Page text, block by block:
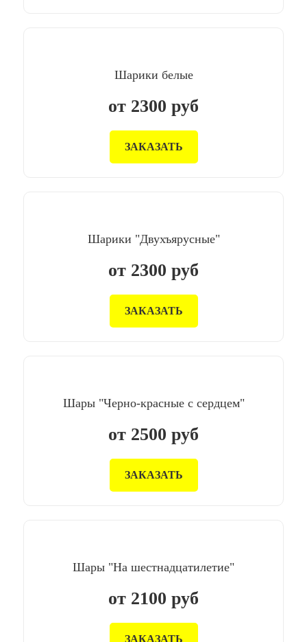
Шарики белые
от 2300 руб
ЗАКАЗАТЬ
Шарики "Двухъярусные"
от 2300 руб
ЗАКАЗАТЬ
Шары "Черно-красные с сердцем"
от 2500 руб
ЗАКАЗАТЬ
Шары "На шестнадцатилетие"
от 2100 руб
ЗАКАЗАТЬ